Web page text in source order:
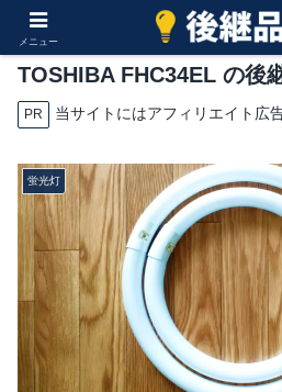
TOSHIBA FHC34EL の後
PR 当サイトにはアフィリエイト広
蛍光灯
メニュー